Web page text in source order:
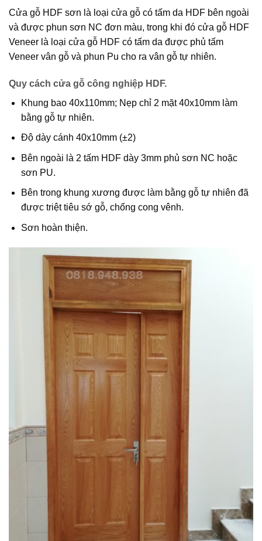
Cửa gỗ HDF sơn là loại cửa gỗ có tấm da HDF bên ngoài
và được phun sơn NC đơn màu, trong khi đó cửa gỗ HDF
Veneer là loại cửa gỗ HDF có tấm da được phủ tấm
Veneer vân gỗ và phun Pu cho ra vân gỗ tự nhiên.
Quy cách cửa gỗ công nghiệp HDF.
Khung bao 40x110mm; Nẹp chỉ 2 mặt 40x10mm làm
bằng gỗ tự nhiên.
Độ dày cánh 40x10mm (±2)
Bên ngoài là 2 tấm HDF dày 3mm phủ sơn NC hoặc
sơn PU.
Bên trong khung xương được làm bằng gỗ tự nhiên đã
được triệt tiêu sớ gỗ, chống cong vênh.
Sơn hoàn thiện.